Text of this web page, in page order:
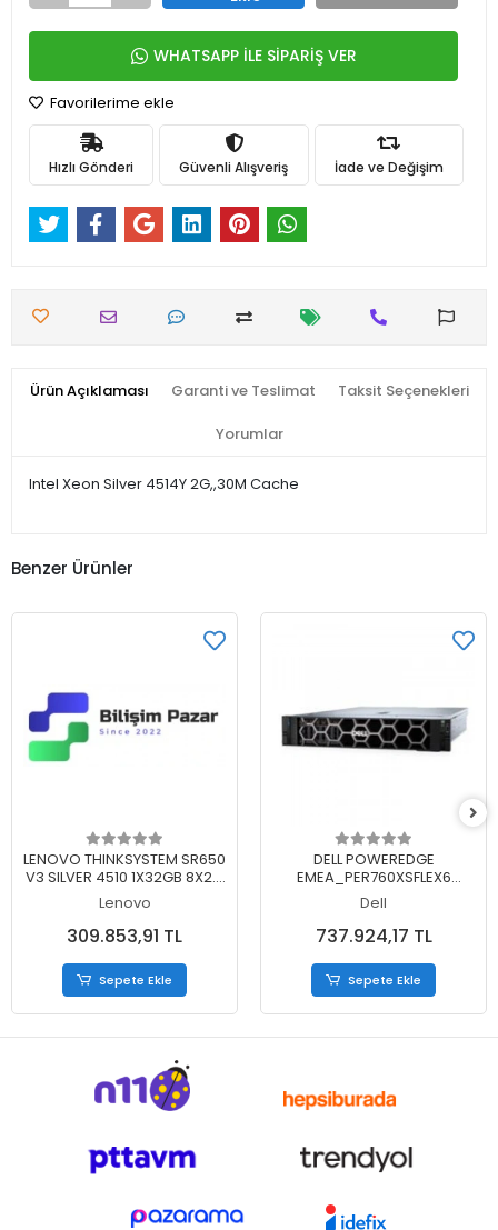
WHATSAPP İLE SİPARİŞ VER
Favorilerime ekle
Hızlı Gönderi Güvenli Alışveriş İade ve Değişim
Ürün Açıklaması Garanti ve Teslimat Taksit Seçenekleri
Yorumlar
Intel Xeon Silver 4514Y 2G,,30M Cache
Benzer Ürünler
Sepete Ekle
LENOVO THINKSYSTEM SR650
V3 SILVER 4510 1X32GB 8X2.5
1X1100W 7D76A058EA 3 YIL
YERİNDE GARANTİ
Lenovo
309.853,91 TL
Sepete Ekle
Sepete Ekle
DELL POWEREDGE
EMEA_PER760XSFLEX6
XENON SILVER 2X4410Y
4X32GB 2X480GB SSD
16X2.5" 2X1100W 3 YIL YERİNDE
GARANTİ
Dell
737.924,17 TL
Sepete Ekle